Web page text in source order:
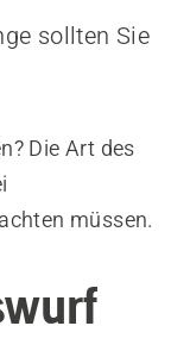
sollten Sie
Die Art des
müssen.